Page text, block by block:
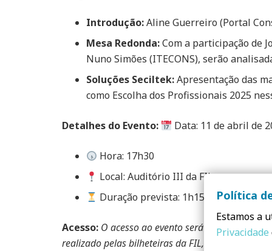
Introdução:Aline Guerreiro (Portal
Mesa Redonda:Com a participação de
Nuno Simões (ITECONS), serão
Soluções Seciltek:Apresentação das
como Escolha dos Profissionais 2025
Detalhes do Evento: Data: 11 de abril de
Hora: 17h30
Local: Auditório III da FIL
Duração prevista: 1h15min
Acesso: O acesso ao evento será gratuito, no
realizado pelas bilheteiras da FIL, situadas na
Política
Estamos a
Privacidade